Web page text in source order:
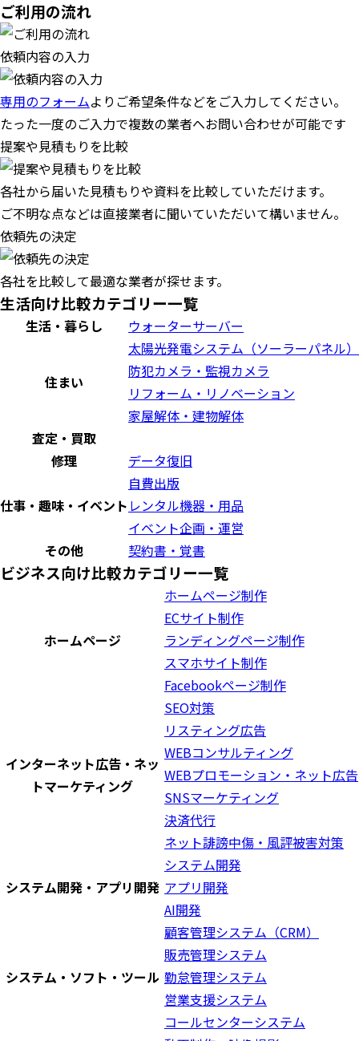
ご利用の流れ
依頼内容の入力
専用のフォームよりご希望条件などをご入力してください。
たった一度のご入力で複数の業者へお問い合わせが可能です
提案や見積もりを比較
各社から届いた見積もりや資料を比較していただけます。
ご不明な点などは直接業者に聞いていただいて構いません。
依頼先の決定
各社を比較して最適な業者が探せます。
生活向け比較カテゴリー一覧
生活・暮らし ウォーターサーバー
住まい
太陽光発電システム（ソーラーパネル）
防犯カメラ・監視カメラ
リフォーム・リノベーション
家屋解体・建物解体
査定・買取
修理
データ復旧
仕事・趣味・イベント
自費出版
レンタル機器・用品
イベント企画・運営
その他
契約書・覚書
ビジネス向け比較カテゴリー一覧
ホームページ
ホームページ制作
ECサイト制作
ランディングページ制作
スマホサイト制作
Facebookページ制作
インターネット広告・ネッ
トマーケティング
SEO対策
リスティング広告
WEBコンサルティング
WEBプロモーション・ネット広告
SNSマーケティング
決済代行
ネット誹謗中傷・風評被害対策
システム開発・アプリ開発
システム開発
アプリ開発
AI開発
システム・ソフト・ツール
顧客管理システム（CRM）
販売管理システム
勤怠管理システム
営業支援システム
コールセンターシステム